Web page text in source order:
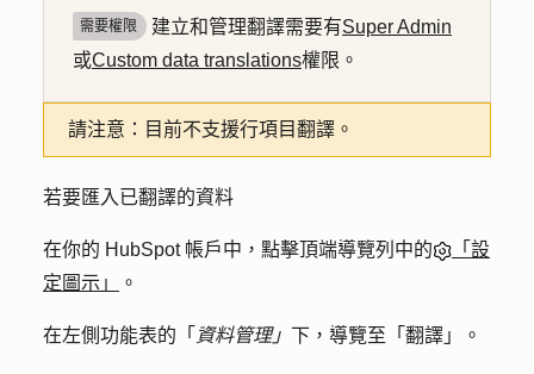
需要權限 建立和管理翻譯需要有Super Admin
或Custom data translations權限。
請注意： 目前不支援行項目翻譯。
若要匯入已翻譯的資料
在你的 HubSpot 帳戶中，點擊頂端導覽列中的
「設
定圖示」
。
在左側功能表的「 資料管理」 下，導覽至「 翻譯 」。